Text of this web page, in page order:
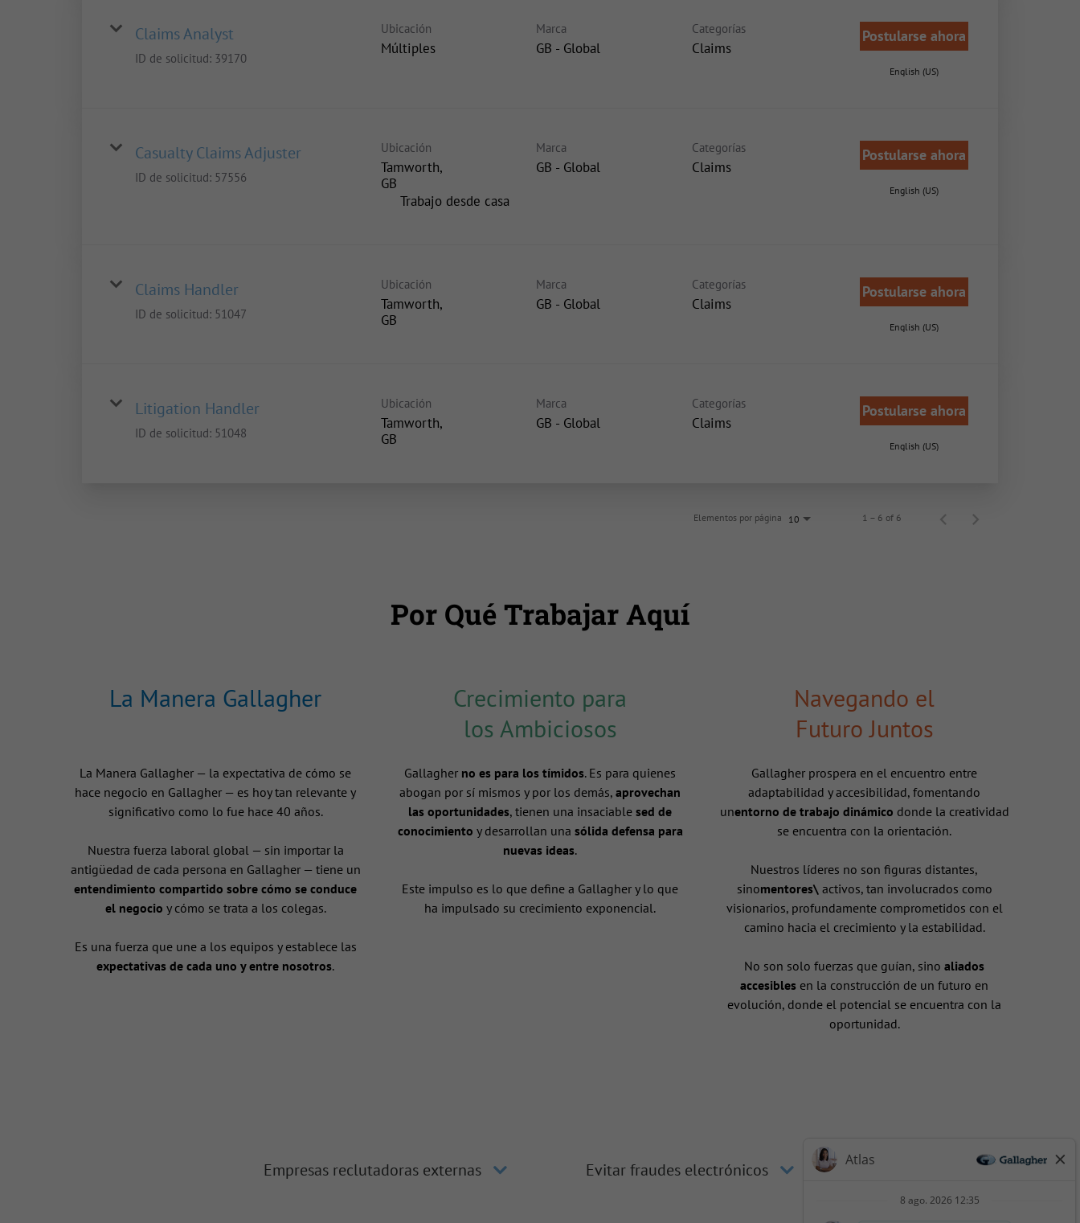
Claims Analyst
ID de solicitud: 39170
Ubicación
Múltiples
Marca
GB - Global
Categorías
Claims
Postularse ahora
English (US)
Casualty Claims Adjuster
ID de solicitud: 57556
Ubicación
Tamworth,
inicio
Trabajo desde casa
Marca
GB - Global
Categorías
Claims
Postularse ahora
English (US)
Claims Handler
ID de solicitud: 51047
Ubicación
Tamworth,
Marca
GB - Global
Categorías
Claims
Postularse ahora
English (US)
Litigation Handler
ID de solicitud: 51048
Ubicación
Tamworth,
Marca
GB - Global
Categorías
Claims
Postularse ahora
English (US)
Elementos por página 10 1 – 6 of 6
Por Qué Trabajar Aquí
La Manera Gallagher
La Manera Gallagher — la expectativa de cómo se
hace negocio en Gallagher — es hoy tan relevante y
significativo como lo fue hace 40 años.
Nuestra fuerza laboral global — sin importar la
antigüedad de cada persona en Gallagher — tiene un
entendimiento compartido sobre cómo se conduce
el negocio y cómo se trata a los colegas.
Es una fuerza que une a los equipos y establece las
expectativas de cada uno y entre nosotros.
Crecimiento para
los Ambiciosos
Gallagher no es para los tímidos. Es para quienes
abogan por sí mismos y por los demás, aprovechan
las oportunidades, tienen una insaciable sed de
conocimiento y desarrollan una sólida defensa para
nuevas ideas.
Este impulso es lo que define a Gallagher y lo que
ha impulsado su crecimiento exponencial.
Navegando el
Futuro Juntos
Gallagher prospera en el encuentro entre
adaptabilidad y accesibilidad, fomentando
unentorno de trabajo dinámico donde la creatividad
se encuentra con la orientación.
Nuestros líderes no son figuras distantes,
sinomentores\ activos, tan involucrados como
visionarios, profundamente comprometidos con el
camino hacia el crecimiento y la estabilidad.
No son solo fuerzas que guían, sinoaliados
accesibles en la construcción de un futuro en
evolución, donde el potencial se encuentra con la
oportunidad.
Empresas reclutadoras externas Evitar fraudes electrónicos